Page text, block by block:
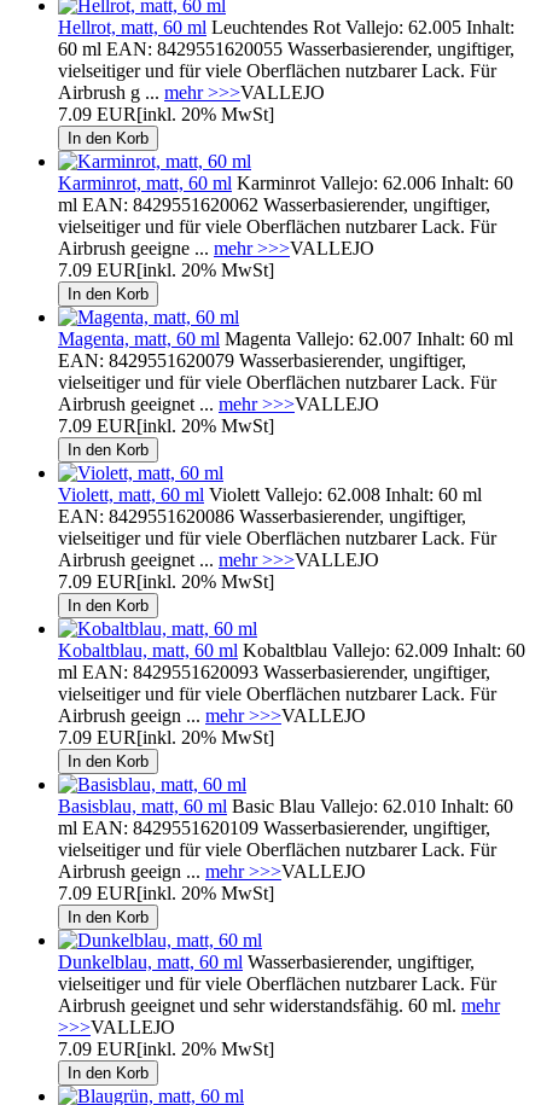
Hellrot, matt, 60 ml Leuchtendes Rot Vallejo: 62.005 Inhalt:
60 ml EAN: 8429551620055 Wasserbasierender, ungiftiger,
vielseitiger und für viele Oberflächen nutzbarer Lack. Für
Airbrush g ... mehr >>>VALLEJO
7.09 EUR[inkl. 20% MwSt]
Karminrot, matt, 60 ml Karminrot Vallejo: 62.006 Inhalt: 60
ml EAN: 8429551620062 Wasserbasierender, ungiftiger,
vielseitiger und für viele Oberflächen nutzbarer Lack. Für
Airbrush geeigne ... mehr >>>VALLEJO
7.09 EUR[inkl. 20% MwSt]
Magenta, matt, 60 ml Magenta Vallejo: 62.007 Inhalt: 60 ml
EAN: 8429551620079 Wasserbasierender, ungiftiger,
vielseitiger und für viele Oberflächen nutzbarer Lack. Für
Airbrush geeignet ... mehr >>>VALLEJO
7.09 EUR[inkl. 20% MwSt]
Violett, matt, 60 ml Violett Vallejo: 62.008 Inhalt: 60 ml
EAN: 8429551620086 Wasserbasierender, ungiftiger,
vielseitiger und für viele Oberflächen nutzbarer Lack. Für
Airbrush geeignet ... mehr >>>VALLEJO
7.09 EUR[inkl. 20% MwSt]
Kobaltblau, matt, 60 ml Kobaltblau Vallejo: 62.009 Inhalt: 60
ml EAN: 8429551620093 Wasserbasierender, ungiftiger,
vielseitiger und für viele Oberflächen nutzbarer Lack. Für
Airbrush geeign ... mehr >>>VALLEJO
7.09 EUR[inkl. 20% MwSt]
Basisblau, matt, 60 ml Basic Blau Vallejo: 62.010 Inhalt: 60
ml EAN: 8429551620109 Wasserbasierender, ungiftiger,
vielseitiger und für viele Oberflächen nutzbarer Lack. Für
Airbrush geeign ... mehr >>>VALLEJO
7.09 EUR[inkl. 20% MwSt]
Dunkelblau, matt, 60 ml Wasserbasierender, ungiftiger,
vielseitiger und für viele Oberflächen nutzbarer Lack. Für
Airbrush geeignet und sehr widerstandsfähig. 60 ml. mehr
>>>VALLEJO
7.09 EUR[inkl. 20% MwSt]